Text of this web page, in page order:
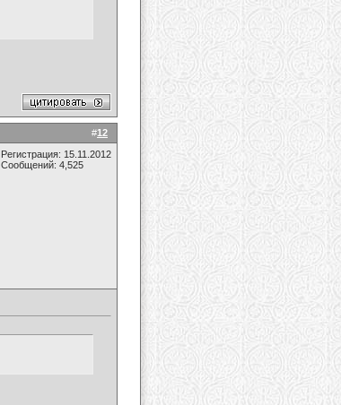
#12
Регистрация: 15.11.2012
Сообщений: 4,525